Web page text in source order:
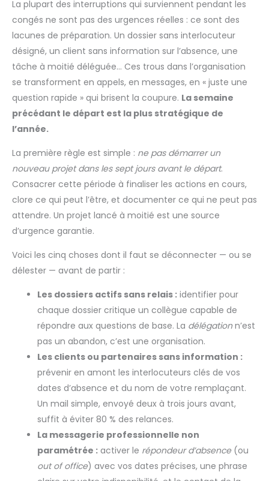
La plupart des interruptions qui surviennent pendant les
congés ne sont pas des urgences réelles : ce sont des
lacunes de préparation. Un dossier sans interlocuteur
désigné, un client sans information sur l’absence, une
tâche à moitié déléguée… Ces trous dans l’organisation
se transforment en appels, en messages, en « juste une
question rapide » qui brisent la coupure. La semaine
précédant le départ est la plus stratégique de
l’année.
La première règle est simple : ne pas démarrer un
nouveau projet dans les sept jours avant le départ.
Consacrer cette période à finaliser les actions en cours,
clore ce qui peut l’être, et documenter ce qui ne peut pas
attendre. Un projet lancé à moitié est une source
d’urgence garantie.
Voici les cinq choses dont il faut se déconnecter — ou se
délester — avant de partir :
Les dossiers actifs sans relais : identifier pour
chaque dossier critique un collègue capable de
répondre aux questions de base. La délégationn’est
pas un abandon, c’est une organisation.
Les clients ou partenaires sans information :
prévenir en amont les interlocuteurs clés de vos
dates d’absence et du nom de votre remplaçant.
Un mail simple, envoyé deux à trois jours avant,
suffit à éviter 80 % des relances.
La messagerie professionnelle non
paramétrée : activer le répondeur d’absence(ou
out of office) avec vos dates précises, une phrase